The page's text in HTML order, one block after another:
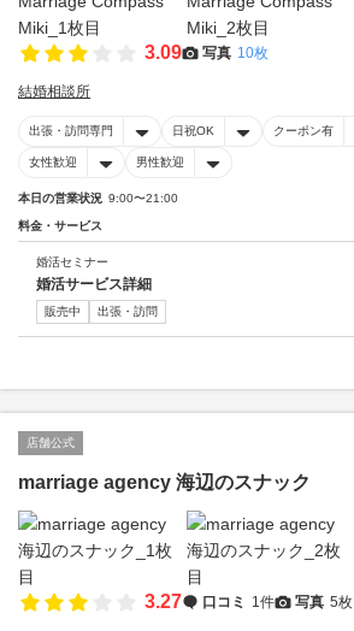
3.09 写真 10枚
結婚相談所
出張・訪問専門 日祝OK クーポン有
女性歓迎 男性歓迎
本日の営業状況 9:00〜21:00
料金・サービス
婚活セミナー
婚活サービス詳細
販売中 出張・訪問
店舗公式
marriage agency 海辺のスナック
3.27 口コミ 1件 写真 5枚